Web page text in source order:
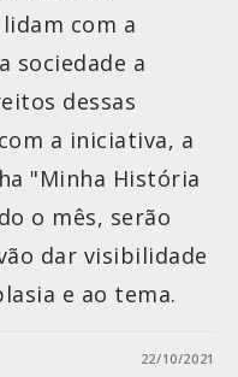
com a
sociedade a
dessas
a iniciativa, a
"Minha História
o mês, serão
dar visibilidade
e ao tema.
22/10/2021